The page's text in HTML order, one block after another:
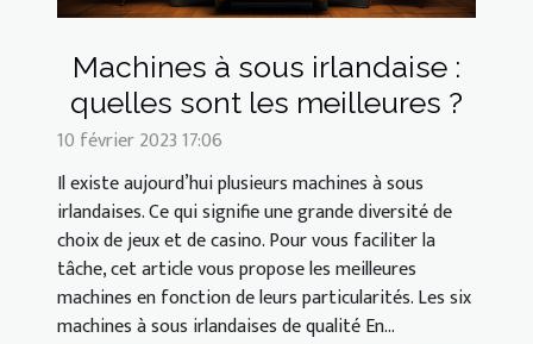
Machines à sous irlandaise :
quelles sont les meilleures ?
10 février 2023 17:06
Il existe aujourd’hui plusieurs machines à sous
irlandaises. Ce qui signifie une grande diversité de
choix de jeux et de casino. Pour vous faciliter la
tâche, cet article vous propose les meilleures
machines en fonction de leurs particularités. Les six
machines à sous irlandaises de qualité En...